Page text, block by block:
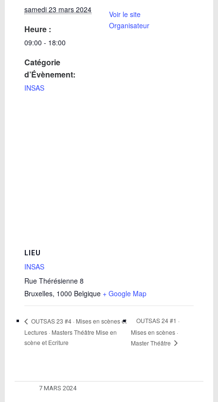
samedi 23 mars 2024
Heure :
09:00 - 18:00
Catégorie
d’Évènement:
INSAS
Voir le site
Organisateur
LIEU
INSAS
Rue Thérésienne 8
Bruxelles, 1000 Belgique + Google Map
OUTSAS 23 #4 · Mises en scènes et
Lectures · Masters Théâtre Mise en
scène et Ecriture
OUTSAS 24 #1 ·
Mises en scènes ·
Master Théâtre
7 MARS 2024